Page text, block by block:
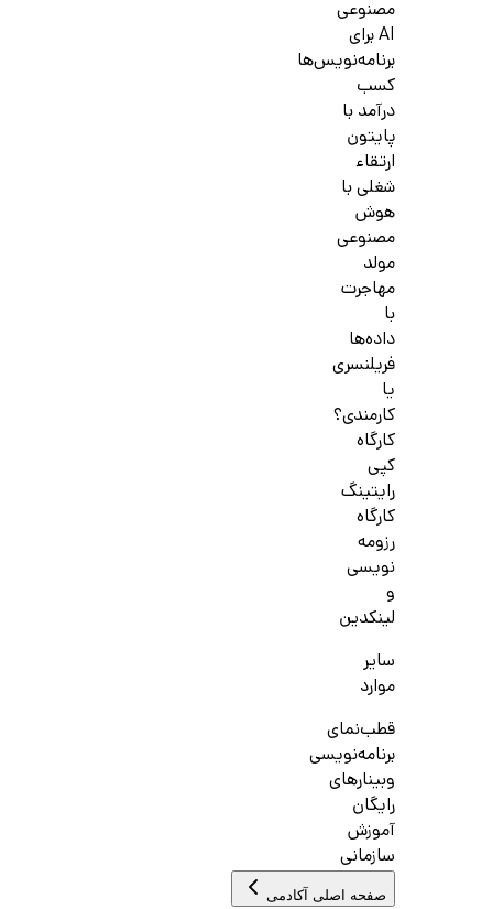
مصنوعی
AI برای
برنامه‌نویس‌ها
کسب
درآمد با
پایتون
ارتقاء
شغلی با
هوش
مصنوعی
مولد
مهاجرت
با
داده‌ها
فریلنسری
یا
کارمندی؟
کارگاه
کپی
رایتینگ
کارگاه
رزومه
نویسی
و
لینکدین
سایر
موارد
قطب‌نمای
برنامه‌نویسی
وبینارهای
رایگان
آموزش
سازمانی
صفحه اصلی آکادمی